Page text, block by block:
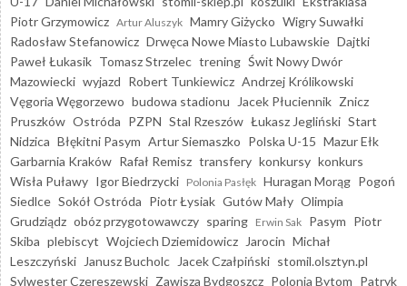
Piotr Grzymowicz Artur Aluszyk Mamry Giżycko Wigry Suwałki
Radosław Stefanowicz Drwęca Nowe Miasto Lubawskie Dajtki
Paweł Łukasik Tomasz Strzelec trening Świt Nowy Dwór
Mazowiecki wyjazd Robert Tunkiewicz Andrzej Królikowski
Vęgoria Węgorzewo budowa stadionu Jacek Płuciennik Znicz
Pruszków Ostróda PZPN Stal Rzeszów Łukasz Jegliński Start
Nidzica Błękitni Pasym Artur Siemaszko Polska U-15 Mazur Ełk
Garbarnia Kraków Rafał Remisz transfery konkursy konkurs
Wisła Puławy Igor Biedrzycki Polonia Pasłęk Huragan Morąg Pogoń
Siedlce Sokół Ostróda Piotr Łysiak Gutów Mały Olimpia
Grudziądz obóz przygotowawczy sparing Erwin Sak Pasym Piotr
Skiba plebiscyt Wojciech Dziemidowicz Jarocin Michał
Leszczyński
Janusz Bucholc Jacek Czałpiński stomil.olsztyn.pl
Sylwester Czereszewski Zawisza Bydgoszcz Polonia Bytom Patryk